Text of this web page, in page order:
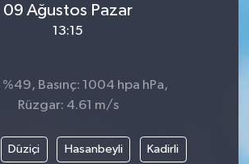
09 Ağustos Pazar
13:15
Basınç: 1004 hpa hPa,
Rüzgar: 4.61 m/s
Düziçi Hasanbeyli Kadirli